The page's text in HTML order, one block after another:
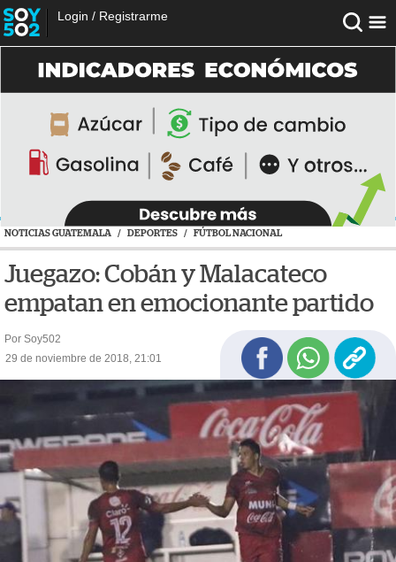
Login / Registrarme
NOTICIAS GUATEMALA / DEPORTES / FÚTBOL NACIONAL
Juegazo: Cobán y Malacateco
empatan en emocionante partido
Por Soy502
29 de noviembre de 2018, 21:01